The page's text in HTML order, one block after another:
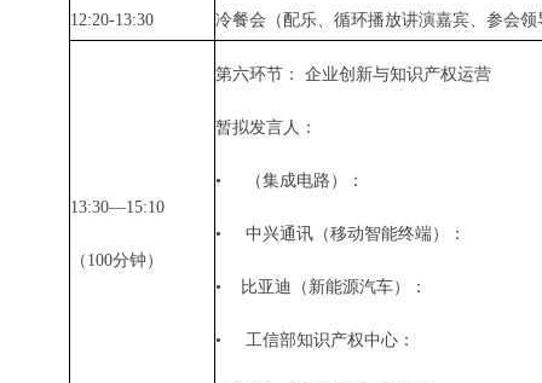
12:20-13:30 冷餐会（配乐、循环播放讲演嘉宾、参会领
13:30—15:10
（ 100分钟）
第六环节： 企业创新与知识产权运营
暂拟发言人：
• （集成电路）：
•中兴通讯（移动智能终端）：
• 比亚迪（新能源汽车）：
•工信部知识产权中心：